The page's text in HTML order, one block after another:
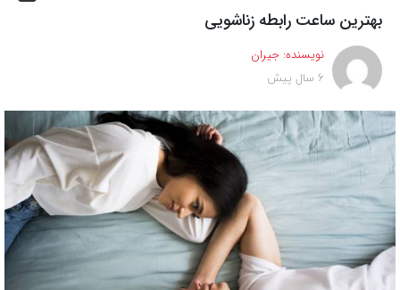
بهترین ساعت رابطه زناشویی
نویسنده: جیران
6 سال پیش